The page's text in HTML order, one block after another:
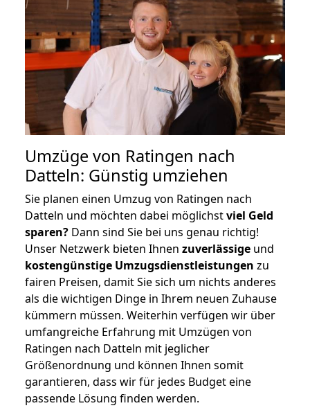
Umzüge von Ratingen nach
Datteln: Günstig umziehen
Sie planen einen Umzug von Ratingen nach
Datteln und möchten dabei möglichstviel Geld
sparen? Dann sind Sie bei uns genau richtig!
Unser Netzwerk bieten Ihnen zuverlässige und
kostengünstige Umzugsdienstleistungen zu
fairen Preisen, damit Sie sich um nichts anderes
als die wichtigen Dinge in Ihrem neuen Zuhause
kümmern müssen. Weiterhin verfügen wir über
umfangreiche Erfahrung mit Umzügen von
Ratingen nach Datteln mit jeglicher
Größenordnung und können Ihnen somit
garantieren, dass wir für jedes Budget eine
passende Lösung finden werden.